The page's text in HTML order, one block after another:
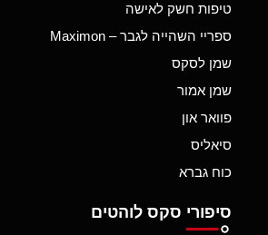
טיפות חשק לאישה
ספריי השהייה לגבר – Maximon
שמן לסקס
שמן אמור
פוואר און
סיאליס
כוח גברא
סיפורי סקס לוהטים